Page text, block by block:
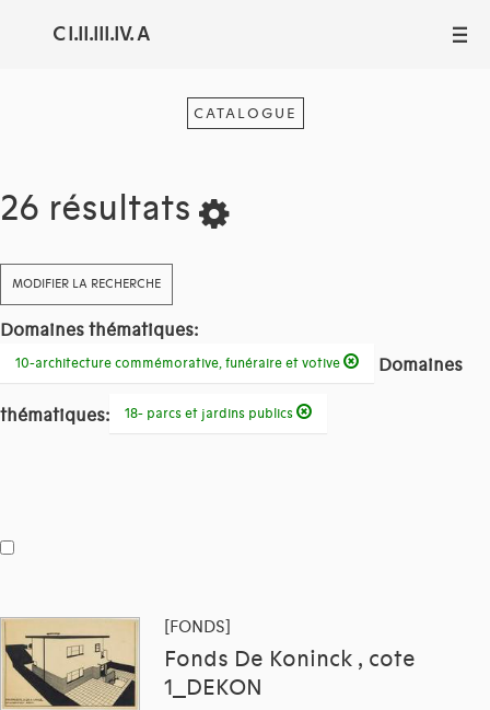
C I.II.III.IV. A III
CATALOGUE
26 résultats
MODIFIER LA RECHERCHE
Domaines thématiques:
10-architecture commémorative, funéraire et votive Domaines
thématiques: 18- parcs et jardins publics
[FONDS]
Fonds De Koninck , cote
1_DEKON